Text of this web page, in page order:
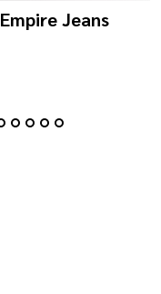
Jeans